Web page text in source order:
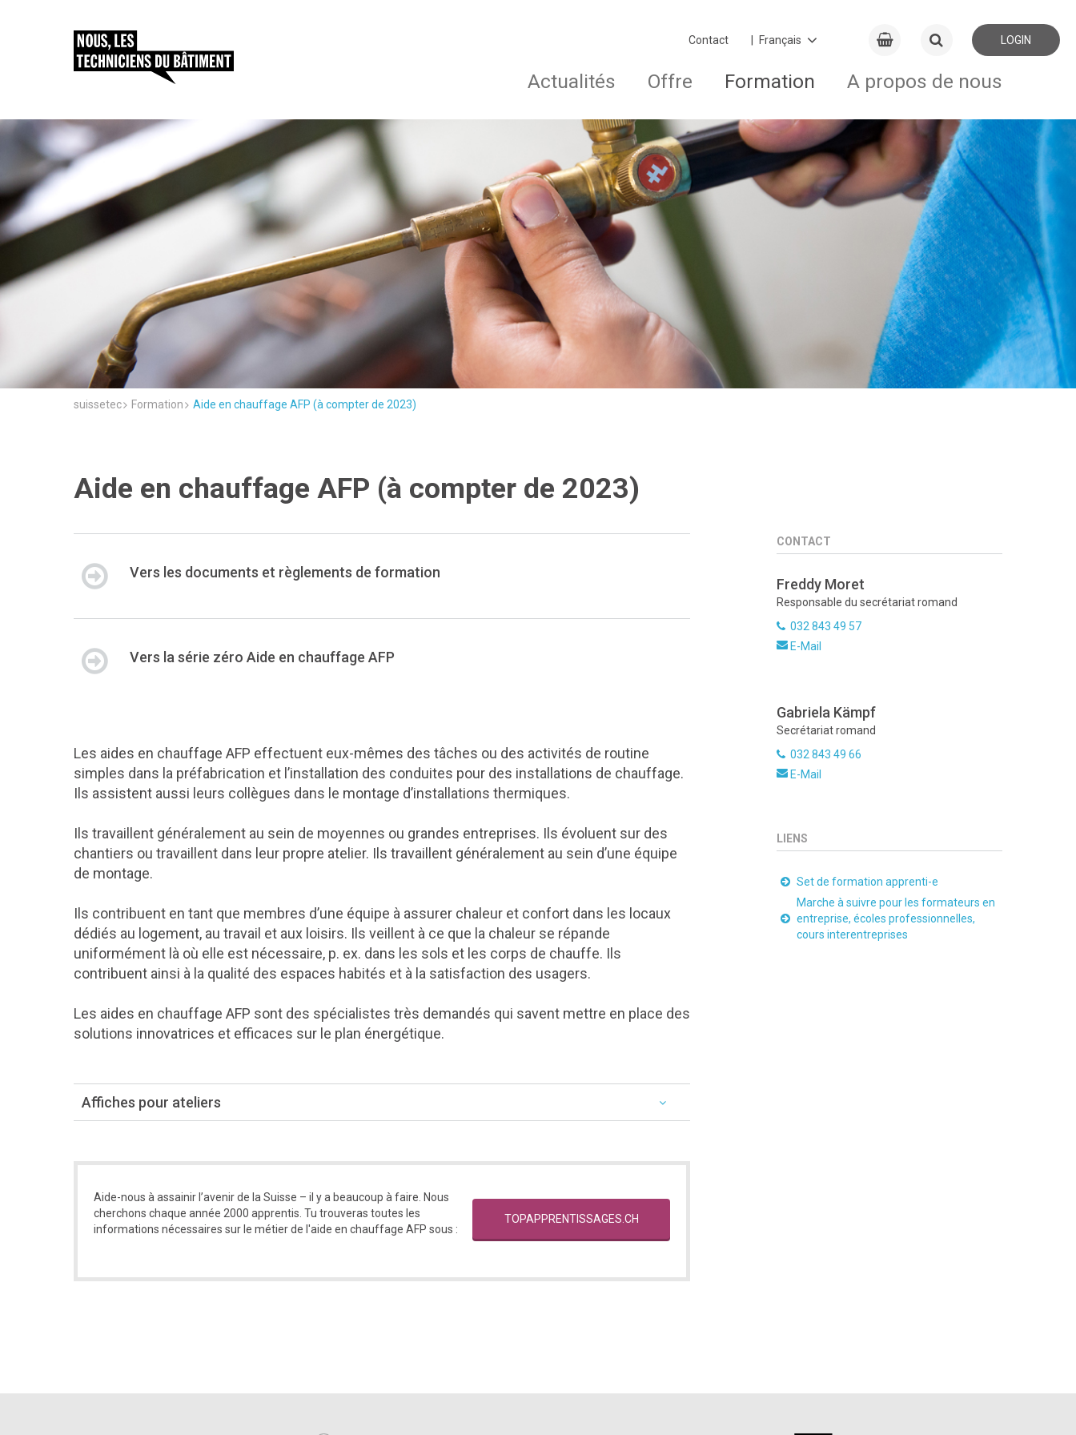
Contact LOGIN
Actualités Offre Formation A propos de nous
suissetec Formation Aide en chauffage AFP (à compter de 2023)
Aide en chauffage AFP (à compter de 2023)
Vers les documents et règlements de formation
Vers la série zéro Aide en chauffage AFP
Les aides en chauffage AFP effectuent eux-mêmes des tâches ou des activités de routine
simples dans la préfabrication et l’installation des conduites pour des installations de chauffage.
Ils assistent aussi leurs collègues dans le montage d’installations thermiques.
Ils travaillent généralement au sein de moyennes ou grandes entreprises. Ils évoluent sur des
chantiers ou travaillent dans leur propre atelier. Ils travaillent généralement au sein d’une équipe
de montage.
Ils contribuent en tant que membres d’une équipe à assurer chaleur et confort dans les locaux
dédiés au logement, au travail et aux loisirs. Ils veillent à ce que la chaleur se répande
uniformément là où elle est nécessaire, p. ex. dans les sols et les corps de chauffe. Ils
contribuent ainsi à la qualité des espaces habités et à la satisfaction des usagers.
Les aides en chauffage AFP sont des spécialistes très demandés qui savent mettre en place des
solutions innovatrices et efficaces sur le plan énergétique.
Affiches pour ateliers
Aide-nous à assainir l’avenir de la Suisse – il y a beaucoup à faire. Nous
cherchons chaque année 2000 apprentis. Tu trouveras toutes les
informations nécessaires sur le métier de l'aide en chauffage AFP sous :
TOPAPPRENTISSAGES.CH
CONTACT
Freddy Moret
Responsable du secrétariat romand
032 843 49 57
E-Mail
Gabriela Kämpf
Secrétariat romand
032 843 49 66
E-Mail
LIENS
Set de formation apprenti-e
Marche à suivre pour les formateurs en
entreprise, écoles professionnelles,
cours interentreprises